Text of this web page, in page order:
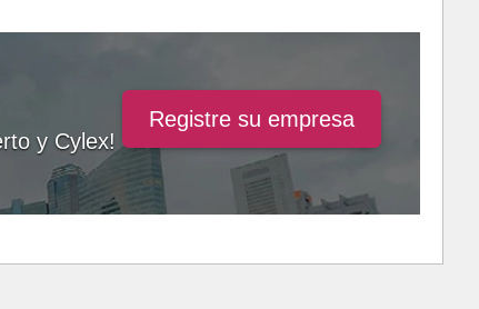
y Cylex!
Registre su empresa